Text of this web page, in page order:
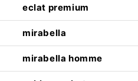
eclat premium
mirabella
mirabella homme